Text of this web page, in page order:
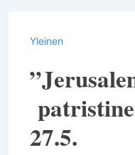
Yleinen
27.5.